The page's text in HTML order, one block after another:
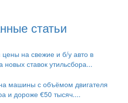
статьи
цены на свежие и б/у авто в
новых ставок утильсбора...
машины с объёмом двигателя
и дороже €50 тысяч....